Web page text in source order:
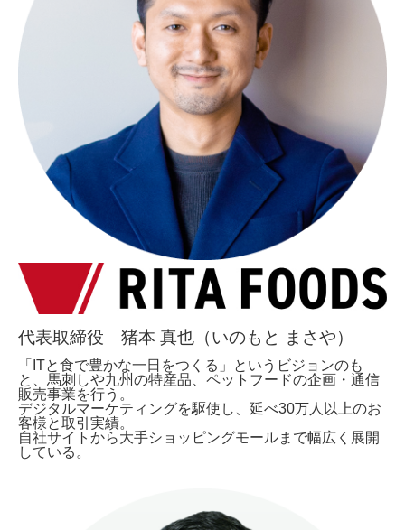
代表取締役 猪本 真也（いのもと まさや）
「ITと食で豊かな一日をつくる」というビジョンのも
と、馬刺しや九州の特産品、ペットフードの企画・通信
販売事業を行う。
デジタルマーケティングを駆使し、延べ30万人以上のお
客様と取引実績。
自社サイトから大手ショッピングモールまで幅広く展開
している。